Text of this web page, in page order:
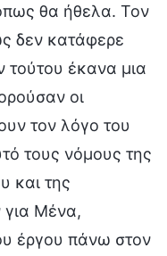
θα ήθελα. Τον
δεν κατάφερε
τούτου έκανα μια
οι
τον λόγο του
τους νόμους της
και της
Μένα,
έργου πάνω στον